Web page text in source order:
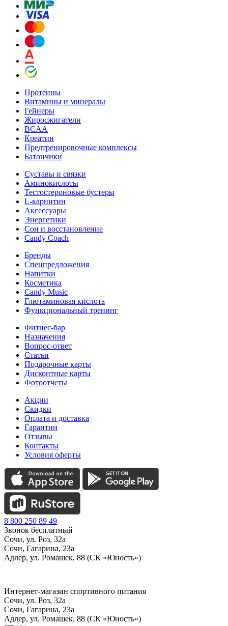
Протеины
Витамины и минералы
Гейнеры
Жиросжигатели
BCAA
Креатин
Предтренировочные комплексы
Батончики
Суставы и связки
Аминокислоты
Тестостероновые бустеры
L-карнитин
Аксессуары
Энергетики
Сон и восстановление
Candy Coach
Бренды
Спецпредложения
Напитки
Косметика
Candy Music
Глютаминовая кислота
Функциональный тренинг
Фитнес-бар
Назначения
Вопрос-ответ
Статьи
Подарочные карты
Дисконтные карты
Фотоотчеты
Акции
Скидки
Оплата и доставка
Гарантии
Отзывы
Контакты
Условия оферты
8 800 250 89 49
Звонок бесплатный
Сочи, ул. Роз, 32а
Сочи, Гагарина, 23а
Адлер, ул. Ромашек, 88 (СК «Юность»)
Интернет-магазин спортивного питания
Сочи, ул. Роз, 32а
Сочи, Гагарина, 23а
Адлер, ул. Ромашек, 88 (СК «Юность»)